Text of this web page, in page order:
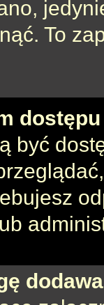
To
dostępu
być